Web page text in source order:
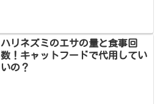
ハリネズミのエサの量と食事回
数！キャットフードで代用してい
いの？